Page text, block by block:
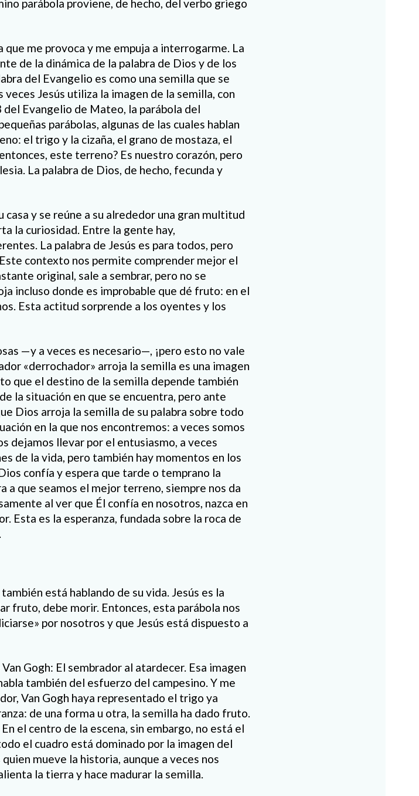
parábola proviene, de hecho, del verbo griego
que me provoca y me empuja a interrogarme. La
de la dinámica de la palabra de Dios y de los
del Evangelio es como una semilla que se
Jesús utiliza la imagen de la semilla, con
Evangelio de Mateo, la parábola del
parábolas, algunas de las cuales hablan
el trigo y la cizaña, el grano de mostaza, el
este terreno? Es nuestro corazón, pero
La palabra de Dios, de hecho, fecunda y
casa y se reúne a su alrededor una gran multitud
la curiosidad. Entre la gente hay,
La palabra de Jesús es para todos, pero
contexto nos permite comprender mejor el
original, sale a sembrar, pero no se
incluso donde es improbable que dé fruto: en el
Esta actitud sorprende a los oyentes y los
—y a veces es necesario—, ¡pero esto no vale
«derrochador» arroja la semilla es una imagen
que el destino de la semilla depende también
la situación en que se encuentra, pero ante
Dios arroja la semilla de su palabra sobre todo
en la que nos encontremos: a veces somos
dejamos llevar por el entusiasmo, a veces
de la vida, pero también hay momentos en los
confía y espera que tarde o temprano la
a que seamos el mejor terreno, siempre nos da
al ver que Él confía en nosotros, nazca en
Esta es la esperanza, fundada sobre la roca de
está hablando de su vida. Jesús es la
fruto, debe morir. Entonces, esta parábola nos
por nosotros y que Jesús está dispuesto a
Gogh: El sembrador al atardecer. Esa imagen
también del esfuerzo del campesino. Y me
Van Gogh haya representado el trigo ya
de una forma u otra, la semilla ha dado fruto.
el centro de la escena, sin embargo, no está el
el cuadro está dominado por la imagen del
mueve la historia, aunque a veces nos
la tierra y hace madurar la semilla.